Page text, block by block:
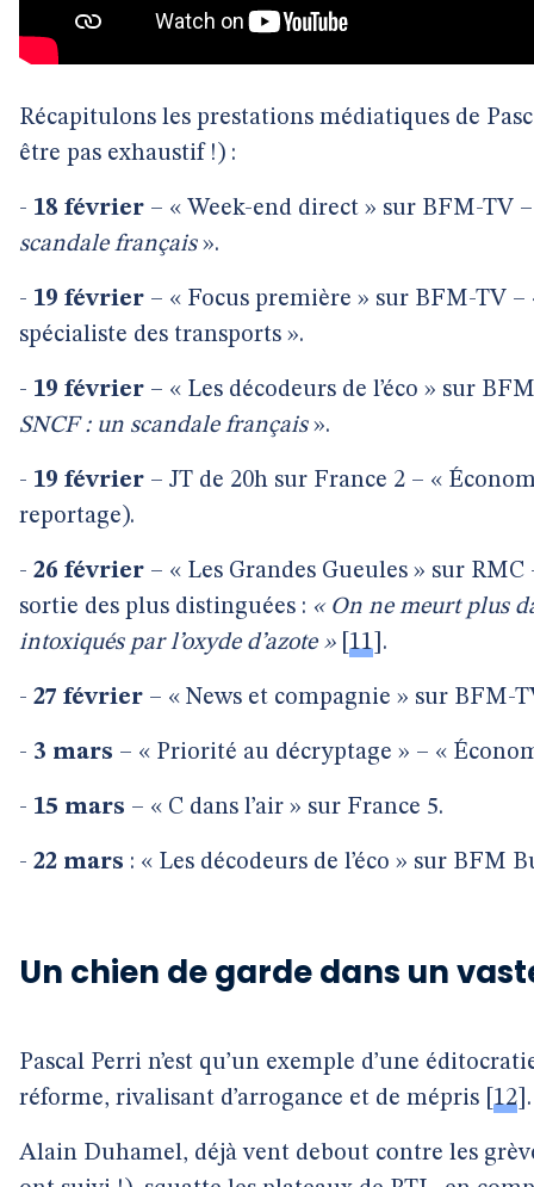
Récapitulons les prestations médiatiques de
être pas exhaustif !) :
- 18 février – « Week-end direct » sur BFM-TV
scandale français».
- 19 février – « Focus première » sur BFM-TV
spécialiste des transports ».
- 19 février – « Les décodeurs de l’éco » sur
SNCF : un scandale français».
- 19 février – JT de 20h sur France 2 – «
reportage).
- 26 février – « Les Grandes Gueules » sur
sortie des plus distinguées : « On ne meurt plus
intoxiqués par l’oxyde d’azote »[ 11 .
- 27 février – « News et compagnie » sur BFM-
- 3 mars – « Priorité au décryptage » – «
- 15 mars – « C dans l’air » sur France 5.
- 22 mars : « Les décodeurs de l’éco » sur BFM
Un chien de garde dans un
Pascal Perri n’est qu’un exemple d’une
réforme, rivalisant d’arrogance et de mépris 12 .
Alain Duhamel, déjà vent debout contre les